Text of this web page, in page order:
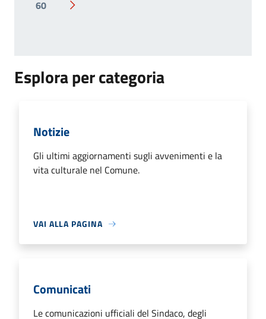
60
Pagina successiva
Esplora per categoria
Notizie
Gli ultimi aggiornamenti sugli avvenimenti e la
vita culturale nel Comune.
VAI ALLA PAGINA
Comunicati
Le comunicazioni ufficiali del Sindaco, degli